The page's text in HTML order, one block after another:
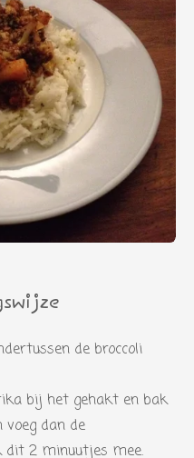
de broccoli
bij het gehakt en bak
dan de
dit 2 minuutjes mee.